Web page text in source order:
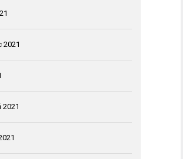
2021
2021